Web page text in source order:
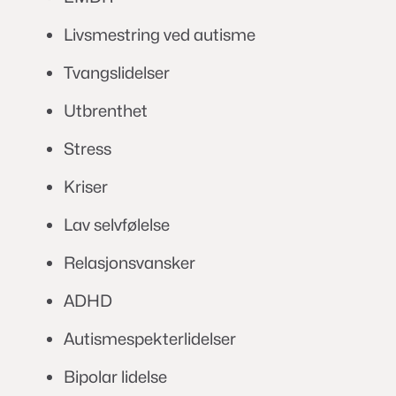
Livsmestring ved autisme
Tvangslidelser
Utbrenthet
Stress
Kriser
Lav selvfølelse
Relasjonsvansker
ADHD
Autismespekterlidelser
Bipolar lidelse